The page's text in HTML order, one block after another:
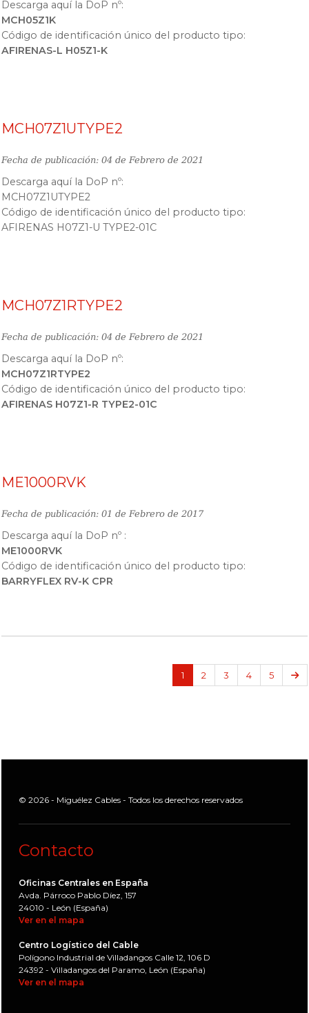
Descarga aquí la DoP nº:
MCH05Z1K
Código de identificación único del producto tipo:
AFIRENAS-L H05Z1-K
MCH07Z1UTYPE2
Fecha de publicación: 04 de Febrero de 2021
Descarga aquí la DoP nº:
MCH07Z1UTYPE2
Código de identificación único del producto tipo:
AFIRENAS H07Z1-U TYPE2-01C
MCH07Z1RTYPE2
Fecha de publicación: 04 de Febrero de 2021
Descarga aquí la DoP nº:
MCH07Z1RTYPE2
Código de identificación único del producto tipo:
AFIRENAS H07Z1-R TYPE2-01C
ME1000RVK
Fecha de publicación: 01 de Febrero de 2017
Descarga aquí la DoP nº :
ME1000RVK
Código de identificación único del producto tipo:
BARRYFLEX RV-K CPR
1 2 3 4 5
© 2026 - Miguélez Cables - Todos los derechos reservados
Contacto
Oficinas Centrales en España
Avda. Párroco Pablo Díez, 157
24010 - León (España)
Ver en el mapa
Centro Logístico del Cable
Polígono Industrial de Villadangos Calle 12, 106 D
24392 - Villadangos del Paramo, León (España)
Ver en el mapa